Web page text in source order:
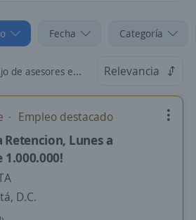
Fecha Categoría
en Bogotá, D.C. Relevancia
Empleo destacado
Lunes a
1.000.000!
D.C.